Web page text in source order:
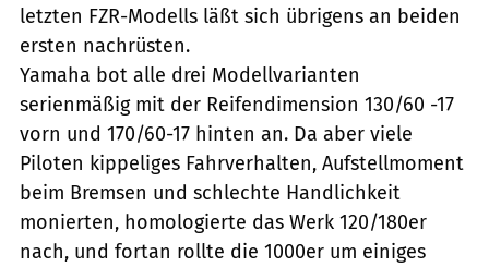
letzten FZR-Modells läßt sich übrigens an beiden
ersten nachrüsten.
Yamaha bot alle drei Modellvarianten
serienmäßig mit der Reifendimension 130/60 -17
vorn und 170/60-17 hinten an. Da aber viele
Piloten kippeliges Fahrverhalten, Aufstellmoment
beim Bremsen und schlechte Handlichkeit
monierten, homologierte das Werk 120/180er
nach, und fortan rollte die 1000er um einiges